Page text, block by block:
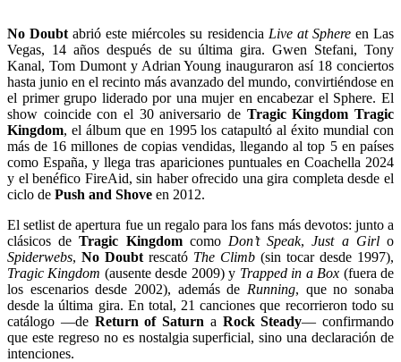
No Doubt abrió este miércoles su residencia Live at Sphereen Las
Vegas, 14 años después de su última gira. Gwen Stefani, Tony
Kanal, Tom Dumont y Adrian Young inauguraron así 18 conciertos
hasta junio en el recinto más avanzado del mundo, convirtiéndose en
el primer grupo liderado por una mujer en encabezar el Sphere. El
show coincide con el 30 aniversario de Tragic Kingdom Tragic
Kingdom, el álbum que en 1995 los catapultó al éxito mundial con
más de 16 millones de copias vendidas, llegando al top 5 en países
como España, y llega tras apariciones puntuales en Coachella 2024
y el benéfico FireAid, sin haber ofrecido una gira completa desde el
ciclo de Push and Shove en 2012.
El setlist de apertura fue un regalo para los fans más devotos: junto a
clásicos deTragic Kingdomcomo Don’t Speak,Just a Girlo
Spiderwebs, No Doubt rescató The Climb (sin tocar desde 1997),
Tragic Kingdom (ausente desde 2009) y Trapped in a Box (fuera de
los escenarios desde 2002), además de Running, que no sonaba
desde la última gira. En total, 21 canciones que recorrieron todo su
catálogo —de Return of Saturn a Rock Steady— confirmando
que este regreso no es nostalgia superficial, sino una declaración de
intenciones.